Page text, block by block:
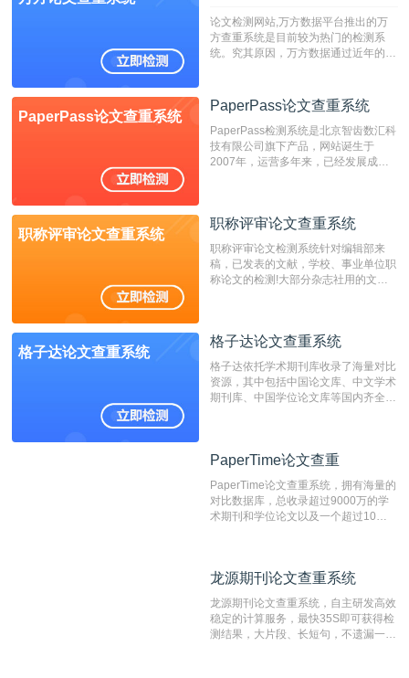
论文检测网站,万方数据平台推出的万
方查重系统是目前较为热门的检测系
统。究其原因，万方数据通过近年的发
检测系统，其真实性和权威性无可厚
非。其次，相对于知网而言，万方检测
费用少，上手容易，是学生初次论文查
重的推荐系统。
PaperPass论文查重系统
PaperPass论文查重系统
PaperPass检测系统是北京智齿数汇科
技有限公司旗下产品，网站诞生于
2007年，运营多年来，已经发展成为
检测速度快、精度高，市场反映良好。
职称评审论文查重系统
职称评审论文查重系统
职称评审论文检测系统针对编辑部来
稿，已发表的文献，学校、事业单位职
称论文的检测!大部分杂志社用的文献
编辑部检测来稿和已发表的文献,检测
测时注意填写第一作者,才能排除已发
表文献复制比。（限制字符数1万）
格子达论文查重系统
格子达论文查重系统
格子达依托学术期刊库收录了海量对比
资源，其中包括中国论文库、中文学术
期刊库、中国学位论文库等国内齐全的
系统，可检测中文、英文两种语言的论
PaperTime论文查重
PaperTime论文查重系统，拥有海量的
对比数据库，总收录超过9000万的学
术期刊和学位论文以及一个超过10亿
对，利用指纹索引快速而精准地在云检
有相似的片段，该项技术检测速度快、
准确率高，市场反映良好。
龙源期刊论文查重系统
龙源期刊论文查重系统，自主研发高效
稳定的计算服务，最快35S即可获得检
测结果，大片段、长短句，不遗漏一处